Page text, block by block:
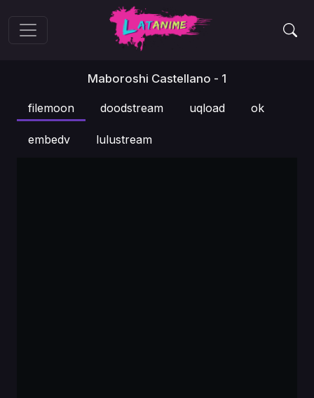
Maboroshi Castellano - 1
filemoon doodstream uqload ok
embedv lulustream